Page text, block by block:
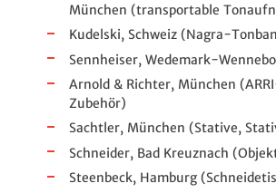
München (transportable
Kudelski, Schweiz (Nagra-
Sennheiser, Wedemark-
Arnold & Richter, München
Zubehör)
Sachtler, München (Stative,
Schneider, Bad Kreuznach
Steenbeck, Hamburg